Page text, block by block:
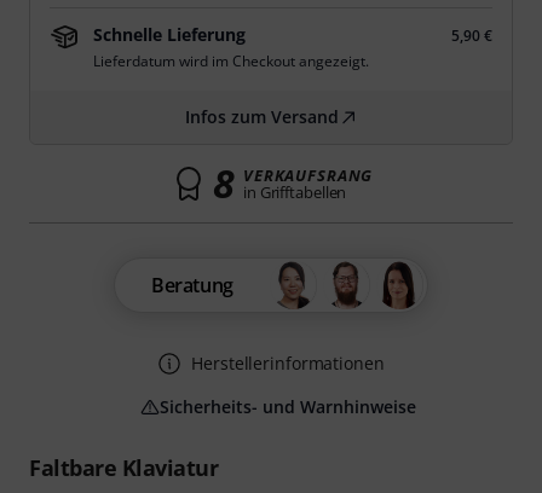
Faltbare Klaviatur
Schnelle Lieferung
5,90 €
Lieferdatum wird im Checkout angezeigt.
Infos zum Versand
8 VERKAUFSRANG
in Grifftabellen
Beratung
Herstellerinformationen
Sicherheits- und Warnhinweise